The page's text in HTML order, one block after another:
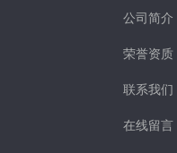
公司简介
荣誉资质
联系我们
在线留言